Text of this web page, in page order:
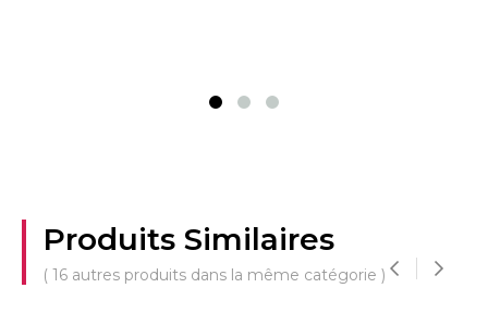
Produits Similaires
( 16 autres produits dans la même catégorie )